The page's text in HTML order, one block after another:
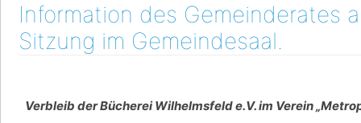
Information des Gemeinderates
Sitzung im Gemeindesaal.
Verbleib der Bücherei Wilhelmsfeld e.V. im Verein